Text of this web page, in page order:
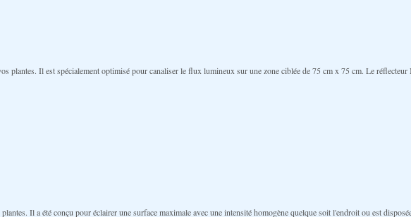
plantes. Il est spécialement optimisé pour canaliser le flux lumineux sur une zone ciblée de 75 cm x 75 cm. Le
Il a été conçu pour éclairer une surface maximale avec une intensité homogène quelque soit l'endroit ou est